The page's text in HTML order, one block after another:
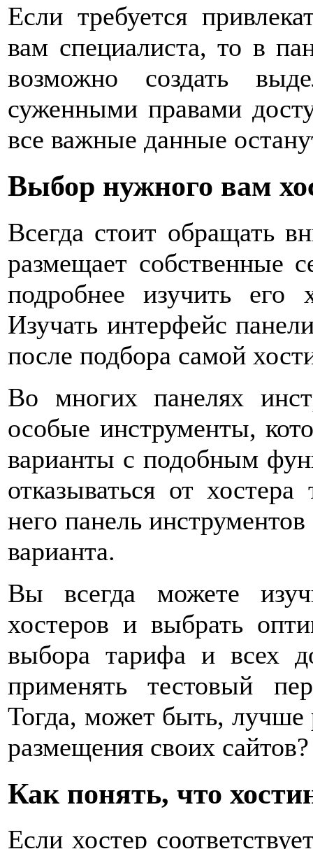
Если требуется
вам специалиста, то в
возможно создать
суженными правами
все важные данные
Выбор нужного вам
Всегда стоит обращать
размещает собственные
подробнее изучить его
Изучать интерфейс
после подбора самой
Во многих панелях
особые инструменты,
варианты с подобным
отказываться от
него панель
варианта.
Вы всегда можете
хостеров и выбрать
выбора тарифа и всех
применять тестовый
Тогда, может быть, лучше
размещения своих сайтов?
Как понять, что
Если хостер